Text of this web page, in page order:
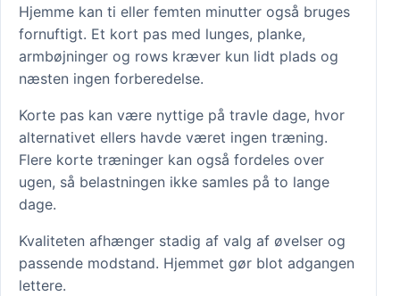
Hjemme kan ti eller femten minutter også bruges
fornuftigt. Et kort pas med lunges, planke,
armbøjninger og rows kræver kun lidt plads og
næsten ingen forberedelse.
Korte pas kan være nyttige på travle dage, hvor
alternativet ellers havde været ingen træning.
Flere korte træninger kan også fordeles over
ugen, så belastningen ikke samles på to lange
dage.
Kvaliteten afhænger stadig af valg af øvelser og
passende modstand. Hjemmet gør blot adgangen
lettere.